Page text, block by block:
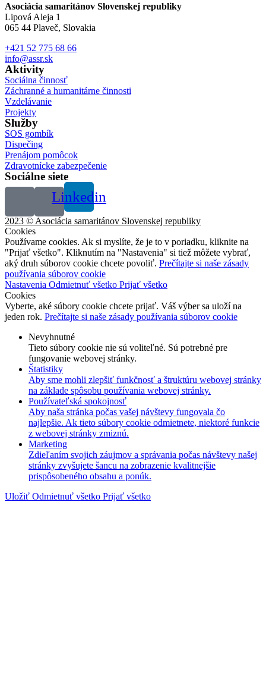
Asociácia samaritánov Slovenskej republiky
Lipová Aleja 1
065 44 Plaveč, Slovakia
+421 52 775 68 66
info@assr.sk
Aktivity
Sociálna činnosť
Záchranné a humanitárne činnosti
Vzdelávanie
Projekty
Služby
SOS gombík
Dispečing
Prenájom pomôcok
Zdravotnícke zabezpečenie
Sociálne siete
Linkedin
2023 © Asociácia samaritánov Slovenskej republiky
Cookies
Používame cookies. Ak si myslíte, že je to v poriadku, kliknite na
"Prijať všetko". Kliknutím na "Nastavenia" si tiež môžete vybrať,
aký druh súborov cookie chcete povoliť. Prečítajte si naše zásady
používania súborov cookie
Nastavenia Odmietnuť všetko Prijať všetko
Cookies
Vyberte, aké súbory cookie chcete prijať. Váš výber sa uloží na
jeden rok. Prečítajte si naše zásady používania súborov cookie
Nevyhnutné
Tieto súbory cookie nie sú voliteľné. Sú potrebné pre
fungovanie webovej stránky.
Štatistiky
Aby sme mohli zlepšiť funkčnosť a štruktúru webovej stránky
na základe spôsobu používania webovej stránky.
Používateľská spokojnosť
Aby naša stránka počas vašej návštevy fungovala čo
najlepšie. Ak tieto súbory cookie odmietnete, niektoré funkcie
z webovej stránky zmiznú.
Marketing
Zdieľaním svojich záujmov a správania počas návštevy našej
stránky zvyšujete šancu na zobrazenie kvalitnejšie
prispôsobeného obsahu a ponúk.
Uložiť Odmietnuť všetko Prijať všetko